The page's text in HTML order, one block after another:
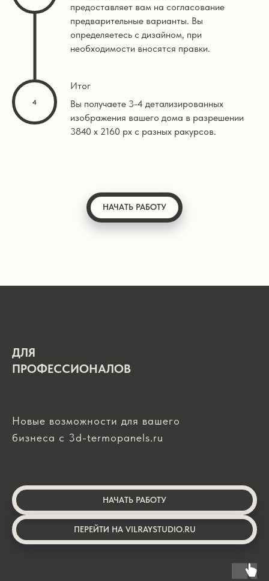
предоставляет вам на согласование
предварительные варианты. Вы
определяетесь с дизайном, при
необходимости вносятся правки.
Итог
Вы получаете 3-4 детализированных
изображения вашего дома в разрешении
3840 х 2160 px с разных ракурсов.
НАЧАТЬ РАБОТУ
ДЛЯ
ПРОФЕССИОНАЛОВ
Новые возможности для вашего
бизнеса с 3d-termopanels.ru
НАЧАТЬ РАБОТУ
ПЕРЕЙТИ НА VILRAYSTUDIO.RU